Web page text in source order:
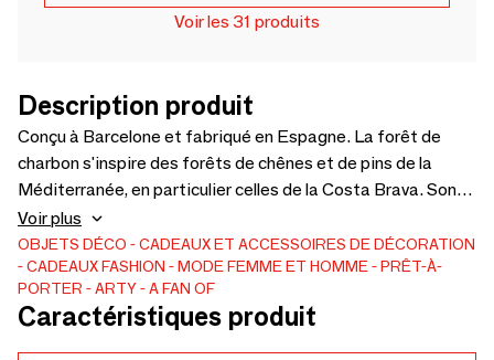
Voir les 31 produits
Description produit
Conçu à Barcelone et fabriqué en Espagne. La forêt de
charbon s'inspire des forêts de chênes et de pins de la
Méditerranée, en particulier celles de la Costa Brava. Son
design anthracite capture l'essence du paysage en mettant
en valeur les détails les plus beaux et les plus délicats de la
nature sur la surface de l'éventail. Une pièce qui allie art,
sérénité et sophistication. Matériaux nobles : bois de
poirier poli à la main sans vernis, encres écologiques
certifiées par OEKO-TEX® ECO PASSPORT. Dimensions :
Voir plus
OBJETS DÉCO
CADEAUX ET ACCESSOIRES DE DÉCORATION
CADEAUXFASHION MODE FEMME ET HOMME
PRÊT-À-
PORTER
ARTY A FAN OF
Caractéristiques produit